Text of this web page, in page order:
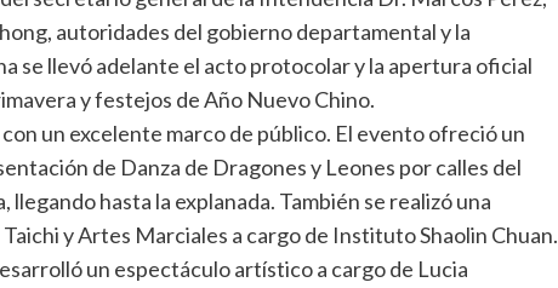
autoridades del gobierno departamental y la
se llevó adelante el acto protocolar y la apertura oficial
y festejos de Año Nuevo Chino.
un excelente marco de público. El evento ofreció un
de Danza de Dragones y Leones por calles del
llegando hasta la explanada. También se realizó una
y Artes Marciales a cargo de Instituto Shaolin Chuan.
un espectáculo artístico a cargo de Lucia